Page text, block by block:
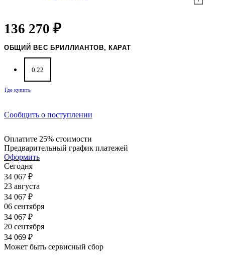
136 270 ₽
ОБЩИЙ ВЕС БРИЛЛИАНТОВ, КАРАТ
0.22
Где купить
Сообщить о поступлении
Оплатите 25% стоимости
Предварительный график платежей
Оформить
Сегодня
34 067 ₽
23 августа
34 067 ₽
06 сентября
34 067 ₽
20 сентября
34 069 ₽
Может быть сервисный сбор